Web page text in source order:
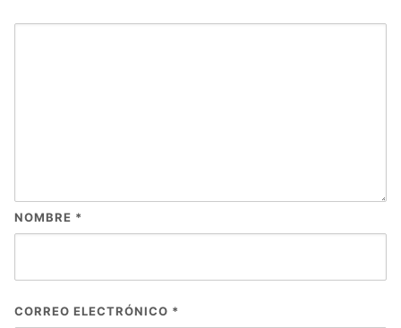
NOMBRE *
CORREO ELECTRÓNICO *